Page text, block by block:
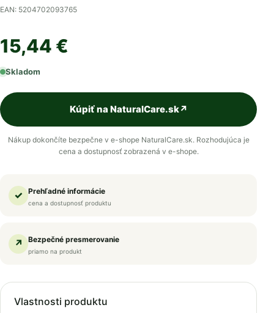
EAN: 5204702093765
15,44 €
Skladom
Kúpiť na NaturalCare.sk↗
Nákup dokončíte bezpečne v e-shope NaturalCare.sk. Rozhodujúca je
cena a dostupnosť zobrazená v e-shope.
✓ Prehľadné informácie
cena a dostupnosť produktu
↗ Bezpečné presmerovanie
priamo na produkt
Vlastnosti produktu